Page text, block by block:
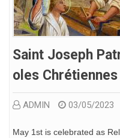
Saint Joseph
Oles Chrétiennes
ADMIN 03/05/2023
May 1st is celebrated as